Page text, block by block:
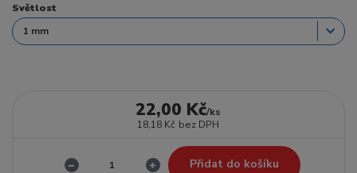
Světlost
22,00 Kč/ks
18,18 Kč bez DPH
Přidat do košíku